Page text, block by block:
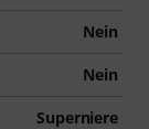
Nein
Nein
Superniere